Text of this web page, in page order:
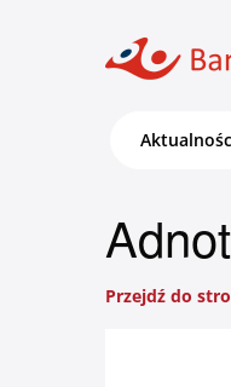
Przejdź do